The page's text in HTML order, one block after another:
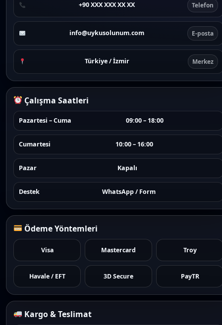
+90 XXX XXX XX XX Telefon
info@uykusolunum.com E-posta
Türkiye / İzmir Merkez
Çalışma Saatleri
Pazartesi – Cuma 09:00 – 18:00
Cumartesi 10:00 – 16:00
Pazar Kapalı
Destek WhatsApp / Form
Ödeme Yöntemleri
Visa Mastercard Troy
Havale / EFT 3D Secure PayTR
Kargo & Teslimat